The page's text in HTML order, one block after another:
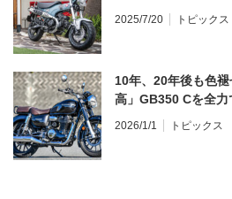
2025/7/20 トピックス
10年、20年後も色
高」GB350 Cを全
2026/1/1 トピックス